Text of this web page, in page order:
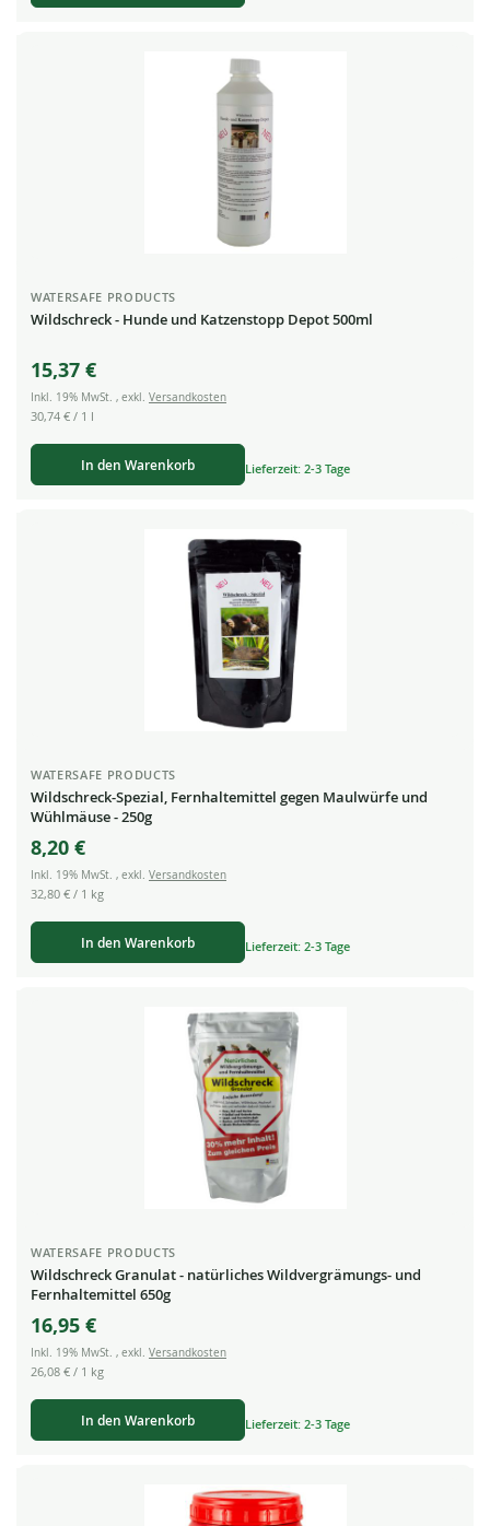
WATERSAFE PRODUCTS
Wildschreck - Hunde und Katzenstopp Depot 500ml
15,37 €
Inkl. 19% MwSt. , exkl. Versandkosten
30,74 € / 1 l
In den Warenkorb Lieferzeit: 2-3 Tage
WATERSAFE PRODUCTS
Wildschreck-Spezial, Fernhaltemittel gegen Maulwürfe und
Wühlmäuse - 250g
8,20 €
Inkl. 19% MwSt. , exkl. Versandkosten
32,80 € / 1 kg
In den Warenkorb Lieferzeit: 2-3 Tage
WATERSAFE PRODUCTS
Wildschreck Granulat - natürliches Wildvergrämungs- und
Fernhaltemittel 650g
16,95 €
Inkl. 19% MwSt. , exkl. Versandkosten
26,08 € / 1 kg
In den Warenkorb Lieferzeit: 2-3 Tage